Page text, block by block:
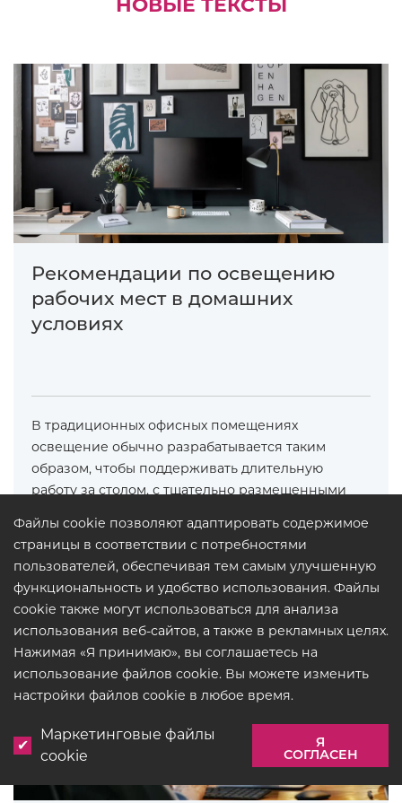
Рекомендации по освещению
рабочих мест в домашних
условиях
В традиционных офисных помещениях
освещение обычно разрабатывается таким
образом, чтобы поддерживать длительную
работу за столом, с тщательно размещенными
ПОДРОБНЕЕ
Файлы cookie позволяют адаптировать содержимое
страницы в соответствии с потребностями
пользователей, обеспечивая тем самым улучшенную
функциональность и удобство использования. Файлы
cookie также могут использоваться для анализа
использования веб-сайтов, а также в рекламных целях.
Нажимая «Я принимаю», вы соглашаетесь на
использование файлов cookie. Вы можете изменить
настройки файлов cookie в любое время.
Маркетинговые файлы
cookie
Я
СОГЛАСЕН